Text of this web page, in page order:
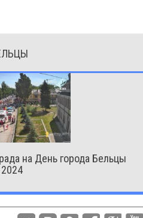
на День города Бельцы
2024